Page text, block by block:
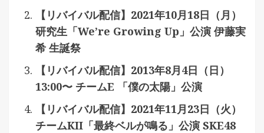
【リバイバル配信】2021年10月18日（月）
研究生「We’re Growing Up」公演 伊藤実
希 生誕祭
【リバイバル配信】2013年8月4日（日）
13:00〜 チームE 「僕の太陽」公演
【リバイバル配信】2021年11月23日（火）
チームKII「最終ベルが鳴る」公演 SKE48